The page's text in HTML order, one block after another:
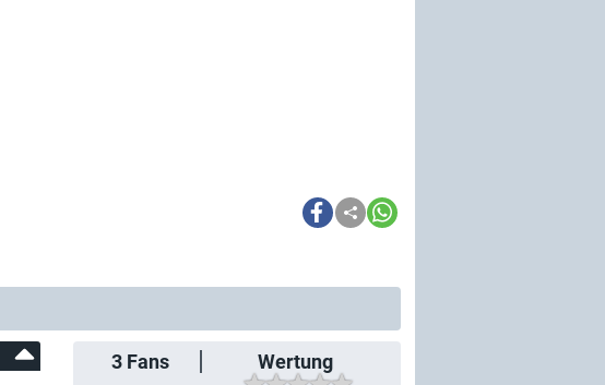
3 Fans Wertung